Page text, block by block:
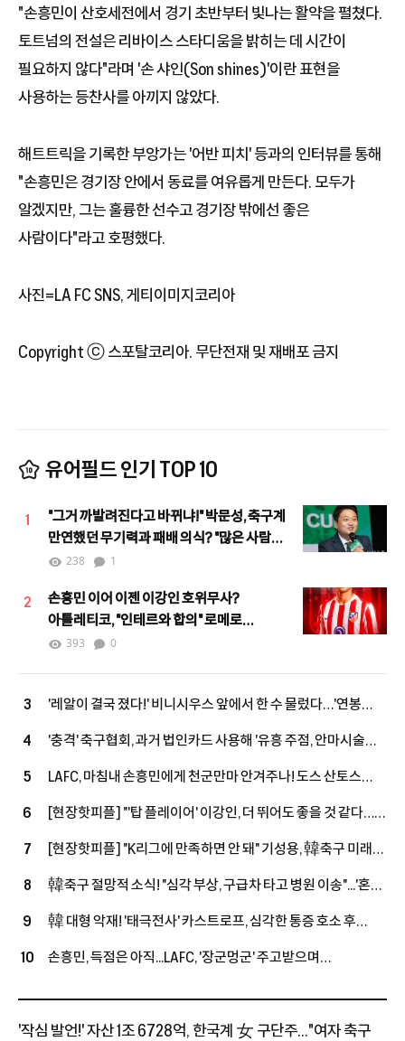
"손흥민이 산호세전에서 경기 초반부터 빛나는 활약을 펼쳤다.
토트넘의 전설은 리바이스 스타디움을 밝히는 데 시간이
필요하지 않다"라며 '손 샤인(Son shines)'이란 표현을
사용하는 등찬사를 아끼지 않았다.
해트트릭을 기록한 부앙가는 '어반 피치' 등과의 인터뷰를 통해
"손흥민은 경기장 안에서 동료를 여유롭게 만든다. 모두가
알겠지만, 그는 훌륭한 선수고 경기장 밖에선 좋은
사람이다"라고 호평했다.
사진=LA FC SNS, 게티이미지코리아
Copyright ⓒ 스포탈코리아. 무단전재 및 재배포 금지
유어필드 인기 TOP 10
1
"그거 까발려진다고 바뀌냐!" 박문성, 축구계
만연했던 무기력과 패배 의식? "많은 사람이
힘을 모으며 달라지고 있어"
238 1
2
손흥민 이어 이젠 이강인 호위무사?
아틀레티코, "인테르와 합의" 로메로
하이재킹 노린다!
393 0
3
'레알이 결국 졌다!' 비니시우스 앞에서 한 수 물렀다…'연봉
4
'충격' 축구협회, 과거 법인카드 사용해 '유흥 주점, 안마시술소,
5
LAFC, 마침내 손흥민에게 천군만마 안겨주나! 도스 산토스
+3명 정리, 슈퍼스타 영입할까
6
[현장핫피플] "'탑 플레이어' 이강인, 더 뛰어도 좋을 것 같다…
상대하는 건 좋은 경험" 아틀레티코전 앞둔 누네스, LEE 향해
'호평'
7
[현장핫피플] "K리그에 만족하면 안 돼" 기성용, 韓축구 미래
손정범 향해 진심 어린 조언 "오늘 경기 통해 많이 느꼈을 것"
8
韓축구 절망적 소식! "심각 부상, 구급차 타고 병원 이송"...'혼혈
국가대표' 옌스, 복귀전서 또 쓰러졌다
9
韓 대형 악재! '태극전사' 카스트로프, 심각한 통증 호소 후
10
손흥민, 득점은 아직...LAFC, '장군멍군' 주고받으며
'작심 발언!' 자산 1조 6728억, 한국계 女 구단주..."여자 축구